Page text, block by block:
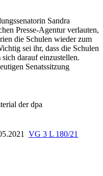
Sandra
Presse-Agentur verlauten,
die Schulen wieder zum
sei ihr, dass die Schulen
darauf einzustellen.
Senatssitzung
der dpa
VG 3 L 180/21